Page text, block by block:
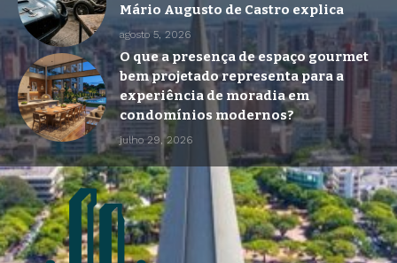
Mário Augusto de Castro explica
agosto 5, 2026
O que a presença de espaço gourmet
bem projetado representa para a
experiência de moradia em
condomínios modernos?
julho 29, 2026